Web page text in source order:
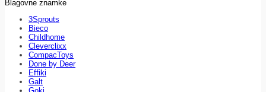
Blagovne znamke
3Sprouts
Bieco
Childhome
Cleverclixx
CompacToys
Done by Deer
Effiki
Galt